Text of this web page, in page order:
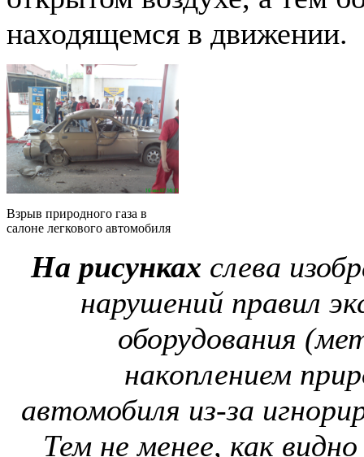
находящемся в движении.
Взрыв природного газа в
салоне легкового автомобиля
На рисунках слева
нарушений правил
оборудования
накоплением
автомобиля из-за
Тем не менее, как